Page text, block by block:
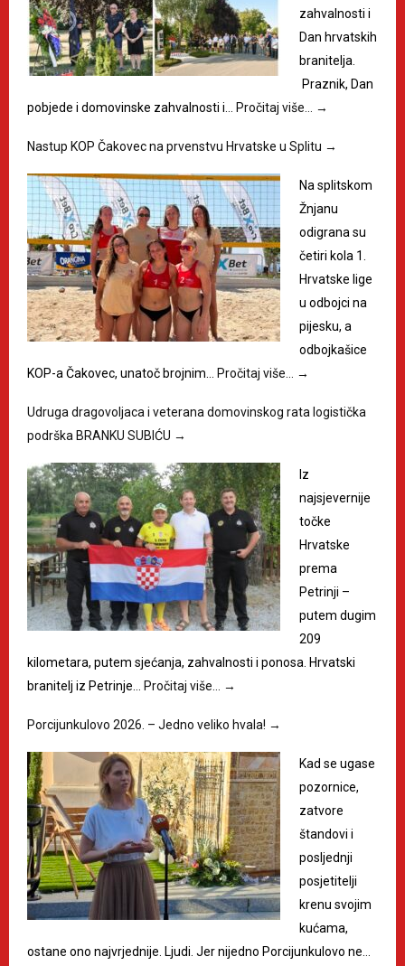
zahvalnosti i
Dan hrvatskih
branitelja.
Praznik, Dan
pobjede i domovinske zahvalnosti i…
Pročitaj više… →
Nastup KOP Čakovec na prvenstvu Hrvatske u Splitu →
Na splitskom
Žnjanu
odigrana su
četiri kola 1.
Hrvatske lige
u odbojci na
pijesku, a
odbojkašice
KOP-a Čakovec, unatoč brojnim…
Pročitaj više… →
Udruga dragovoljaca i veterana domovinskog rata logistička
podrška BRANKU SUBIĆU →
Iz
najsjevernije
točke
Hrvatske
prema
Petrinji –
putem dugim
209
kilometara, putem sjećanja, zahvalnosti i ponosa. Hrvatski
branitelj iz Petrinje…
Pročitaj više… →
Porcijunkulovo 2026. – Jedno veliko hvala! →
Kad se ugase
pozornice,
zatvore
štandovi i
posljednji
posjetitelji
krenu svojim
kućama,
ostane ono najvrjednije. Ljudi. Jer nijedno Porcijunkulovo ne…